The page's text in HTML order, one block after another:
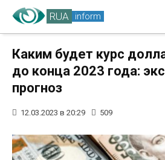
RUA inform
Каким будет курс
до конца 2023 года:
прогноз
12.03.2023 в 20:29 509